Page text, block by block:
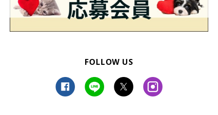
FOLLOW US